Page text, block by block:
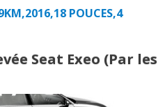
POUCES,4
Seat Exeo (Par les